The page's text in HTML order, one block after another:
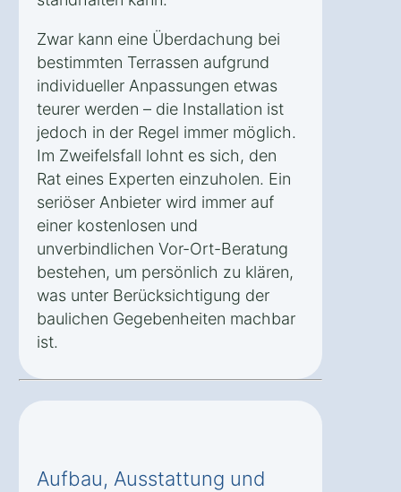
Zwar kann eine Überdachung bei
bestimmten Terrassen aufgrund
individueller Anpassungen etwas
teurer werden – die Installation ist
jedoch in der Regel immer möglich.
Im Zweifelsfall lohnt es sich, den
Rat eines Experten einzuholen. Ein
seriöser Anbieter wird immer auf
einer kostenlosen und
unverbindlichen Vor-Ort-Beratung
bestehen, um persönlich zu klären,
was unter Berücksichtigung der
baulichen Gegebenheiten machbar
ist.
Aufbau, Ausstattung und